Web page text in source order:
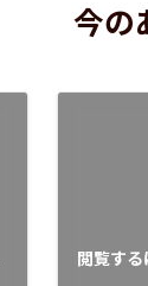
今の
閲覧する